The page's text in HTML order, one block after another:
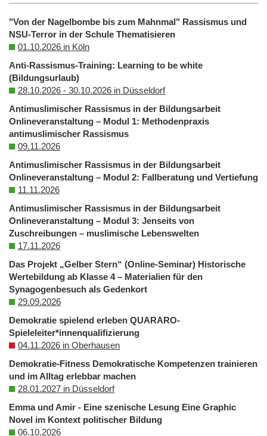
"Von der Nagelbombe bis zum Mahnmal" Rassismus und
NSU-Terror in der Schule Thematisieren
01.10.2026 in Köln
Anti-Rassismus-Training: Learning to be white
(Bildungsurlaub)
28.10.2026 - 30.10.2026 in Düsseldorf
Antimuslimischer Rassismus in der Bildungsarbeit
Onlineveranstaltung – Modul 1: Methodenpraxis
antimuslimischer Rassismus
09.11.2026
Antimuslimischer Rassismus in der Bildungsarbeit
Onlineveranstaltung – Modul 2: Fallberatung und Vertiefung
11.11.2026
Antimuslimischer Rassismus in der Bildungsarbeit
Onlineveranstaltung – Modul 3: Jenseits von
Zuschreibungen – muslimische Lebenswelten
17.11.2026
Das Projekt „Gelber Stern“ (Online-Seminar) Historische
Wertebildung ab Klasse 4 – Materialien für den
Synagogenbesuch als Gedenkort
29.09.2026
Demokratie spielend erleben QUARARO-
Spieleleiter*innenqualifizierung
04.11.2026 in Oberhausen
Demokratie-Fitness Demokratische Kompetenzen trainieren
und im Alltag erlebbar machen
28.01.2027 in Düsseldorf
Emma und Amir - Eine szenische Lesung Eine Graphic
Novel im Kontext politischer Bildung
06.10.2026